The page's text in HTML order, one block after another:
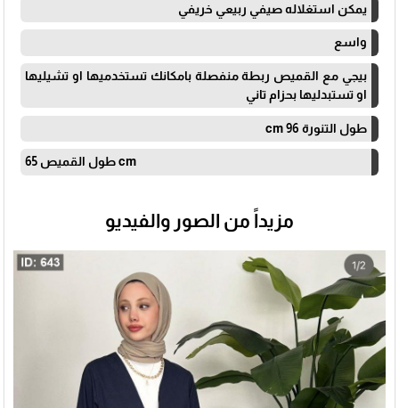
يمكن استغلاله صيفي ربيعي خريفي
واسع
بيجي مع القميص ربطة منفصلة بامكانك تستخدميها او تشيليها
او تستبدليها بحزام تاني
طول التنورة 96 cm
طول القميص 65 cm
مزيداً من الصور والفيديو